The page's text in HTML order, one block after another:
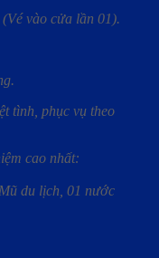
(Vé vào cửa lần 01).
tình, phục vụ theo
cao nhất:
du lịch, 01 nước